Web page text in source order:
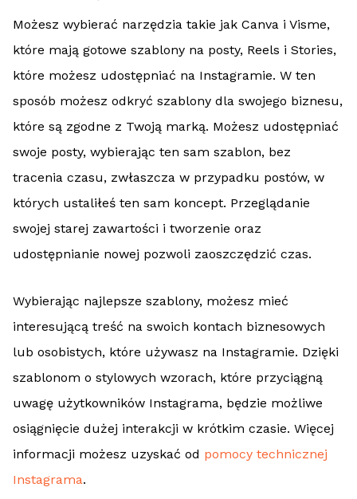
Możesz wybierać narzędzia takie jak Canva i Visme,
które mają gotowe szablony na posty, Reels i Stories,
które możesz udostępniać na Instagramie. W ten
sposób możesz odkryć szablony dla swojego biznesu,
które są zgodne z Twoją marką. Możesz udostępniać
swoje posty, wybierając ten sam szablon, bez
tracenia czasu, zwłaszcza w przypadku postów, w
których ustaliłeś ten sam koncept. Przeglądanie
swojej starej zawartości i tworzenie oraz
udostępnianie nowej pozwoli zaoszczędzić czas.
Wybierając najlepsze szablony, możesz mieć
interesującą treść na swoich kontach biznesowych
lub osobistych, które używasz na Instagramie. Dzięki
szablonom o stylowych wzorach, które przyciągną
uwagę użytkowników Instagrama, będzie możliwe
osiągnięcie dużej interakcji w krótkim czasie. Więcej
informacji możesz uzyskać od pomocy technicznej
Instagrama.